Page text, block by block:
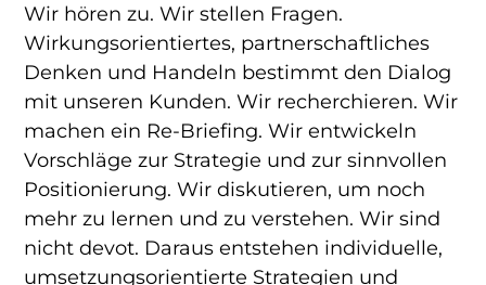
Wir hören zu. Wir stellen Fragen.
Wirkungsorientiertes, partnerschaftliches
Denken und Handeln bestimmt den Dialog
mit unseren Kunden. Wir recherchieren. Wir
machen ein Re-Briefing. Wir entwickeln
Vorschläge zur Strategie und zur sinnvollen
Positionierung. Wir diskutieren, um noch
mehr zu lernen und zu verstehen. Wir sind
nicht devot. Daraus entstehen individuelle,
umsetzungsorientierte Strategien und